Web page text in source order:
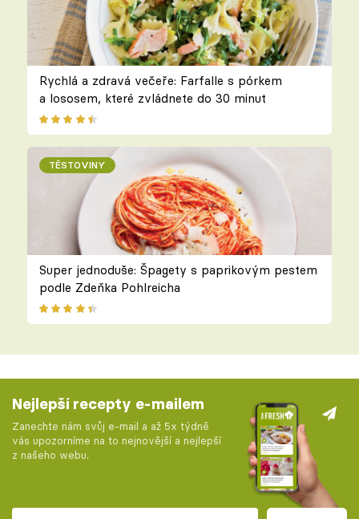
Rychlá a zdravá večeře: Farfalle s pórkem
a lososem, které zvládnete do 30 minut
TĚSTOVINY
Super jednoduše: Špagety s paprikovým pestem
podle Zdeňka Pohlreicha
Nejlepší recepty e-mailem
Zanechte nám svůj e-mail a až 5x týdně
vás upozorníme na to nejnovější a nejlepší
z našeho webu.